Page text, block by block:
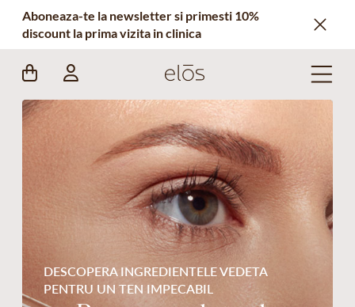
Aboneaza-te la newsletter si primesti 10%
discount la prima vizita in clinica
DESCOPERA INGREDIENTELE VEDETA
PENTRU UN TEN IMPECABIL